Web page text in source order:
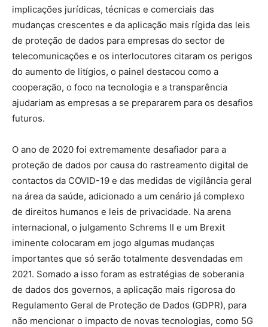
implicações jurídicas, técnicas e comerciais das
mudanças crescentes e da aplicação mais rígida das leis
de proteção de dados para empresas do sector de
telecomunicações e os interlocutores citaram os perigos
do aumento de litígios, o painel destacou como a
cooperação, o foco na tecnologia e a transparência
ajudariam as empresas a se prepararem para os desafios
futuros.
O ano de 2020 foi extremamente desafiador para a
proteção de dados por causa do rastreamento digital de
contactos da COVID-19 e das medidas de vigilância geral
na área da saúde, adicionado a um cenário já complexo
de direitos humanos e leis de privacidade. Na arena
internacional, o julgamento Schrems II e um Brexit
iminente colocaram em jogo algumas mudanças
importantes que só serão totalmente desvendadas em
2021. Somado a isso foram as estratégias de soberania
de dados dos governos, a aplicação mais rigorosa do
Regulamento Geral de Proteção de Dados (GDPR), para
não mencionar o impacto de novas tecnologias, como 5G